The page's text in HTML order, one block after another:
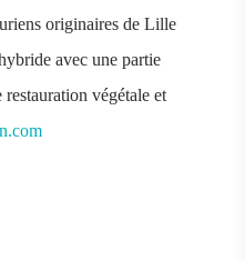
originaires de Lille
avec une partie
végétale et